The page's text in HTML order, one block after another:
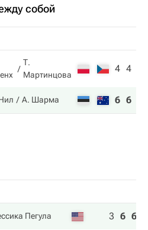
собой
Т.
Мартинцова
4 4
А. Шарма 6 6
Пегула 3 6 6